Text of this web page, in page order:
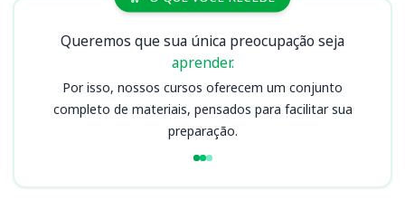
Queremos que sua única preocupação seja
aprender.
Por isso, nossos cursos oferecem um conjunto
completo de materiais, pensados para facilitar sua
preparação.